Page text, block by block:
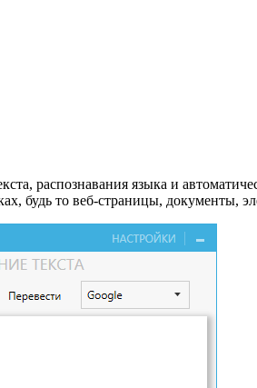
распознавания языка и
будь то веб-страницы, документы,